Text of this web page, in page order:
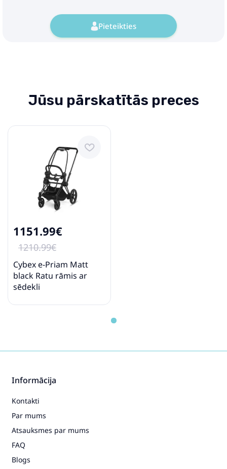
Pieteikties
Jūsu pārskatītās preces
1151.99€
1210.99€
Cybex e-Priam Matt
black Ratu rāmis ar
sēdekli
Informācija
Kontakti
Par mums
Atsauksmes par mums
FAQ
Blogs